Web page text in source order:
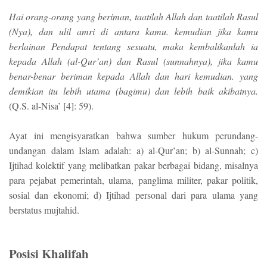
Hai orang-orang yang beriman, taatilah Allah dan taatilah Rasul
(Nya), dan ulil amri di antara kamu. kemudian jika kamu
berlainan Pendapat tentang sesuatu, maka kembalikanlah ia
kepada Allah (al-Qur’an) dan Rasul (sunnahnya), jika kamu
benar-benar beriman kepada Allah dan hari kemudian. yang
demikian itu lebih utama (bagimu) dan lebih baik akibatnya.
(Q.S. al-Nisa’ [4]: 59).
Ayat ini mengisyaratkan bahwa sumber hukum perundang-
undangan dalam Islam adalah: a) al-Qur’an; b) al-Sunnah; c)
Ijtihad kolektif yang melibatkan pakar berbagai bidang, misalnya
para pejabat pemerintah, ulama, panglima militer, pakar politik,
sosial dan ekonomi; d) Ijtihad personal dari para ulama yang
berstatus mujtahid.
Posisi Khalifah